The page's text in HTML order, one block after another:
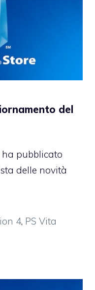
del
ha pubblicato
delle novità
4, PS Vita